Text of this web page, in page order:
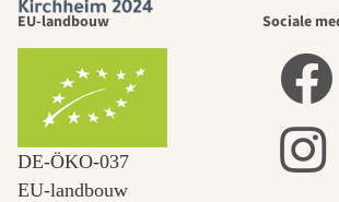
EU-landbouw
DE‑ÖKO‑037
EU-landbouw
Sociale